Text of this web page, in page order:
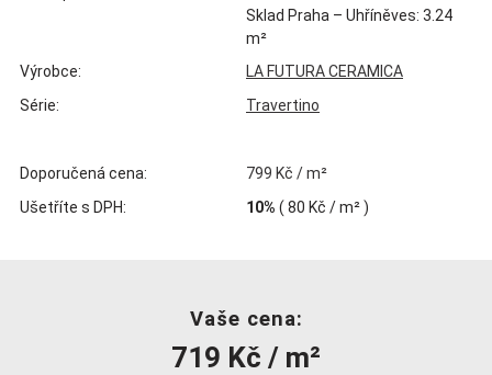
Sklad Praha – Uhříněves: 3.24
m²
Výrobce:
LA FUTURA CERAMICA
Série:
Travertino
Doporučená cena:
799 Kč / m²
Ušetříte s DPH:
10% ( 80 Kč / m² )
Vaše cena:
719 Kč / m²